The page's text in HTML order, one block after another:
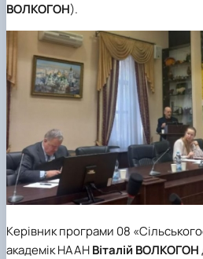
ВОЛКОГОН).
Керівник програми 08
академік НААНВіталій ВОЛКОГОН